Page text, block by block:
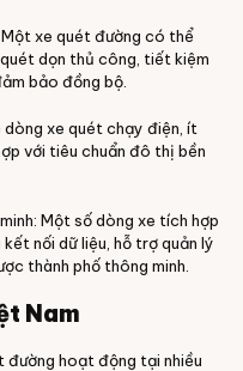
xe quét đường có thể
dọn thủ công, tiết kiệm
bảo đồng bộ.
dòng xe quét chạy điện, ít
với tiêu chuẩn đô thị bền
Một số dòng xe tích hợp
nối dữ liệu, hỗ trợ quản lý
thành phố thông minh.
Nam
đường hoạt động tại nhiều